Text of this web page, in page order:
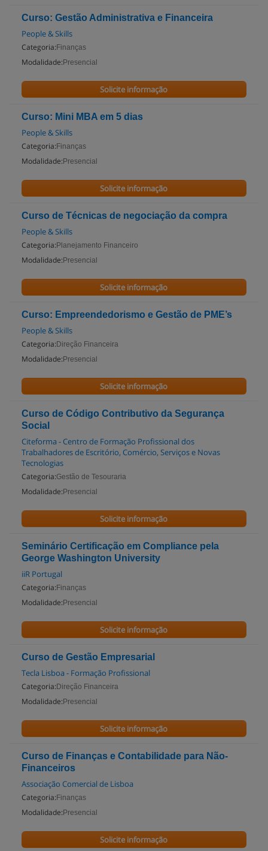
Curso: Gestão Administrativa e Financeira
People & Skills
Categoria: Finanças
Modalidade: Presencial
Solicite informação
Curso: Mini MBA em 5 dias
People & Skills
Categoria: Finanças
Modalidade: Presencial
Solicite informação
Curso de Técnicas de negociação da compra
People & Skills
Categoria: Planejamento Financeiro
Modalidade: Presencial
Solicite informação
Curso: Empreendedorismo e Gestão de PME’s
People & Skills
Categoria: Direção Financeira
Modalidade: Presencial
Solicite informação
Curso de Código Contributivo da Segurança
Social
Citeforma - Centro de Formação Profissional dos
Trabalhadores de Escritório, Comércio, Serviços e Novas
Tecnologias
Categoria:Gestão de Tesouraria
Modalidade: Presencial
Solicite informação
Seminário Certificação em Compliance pela
George Washington University
iiR Portugal
Categoria: Finanças
Modalidade: Presencial
Solicite informação
Curso de Gestão Empresarial
Tecla Lisboa - Formação Profissional
Categoria: Direção Financeira
Modalidade: Presencial
Solicite informação
Curso de Finanças e Contabilidade para Não-
Financeiros
Associação Comercial de Lisboa
Categoria: Finanças
Modalidade: Presencial
Solicite informação